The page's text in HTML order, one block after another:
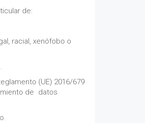
de:
racial, xenófobo o
(UE) 2016/679
de datos